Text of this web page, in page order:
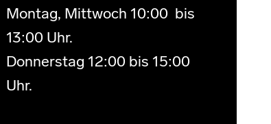
Montag, Mittwoch 10:00 bis
13:00 Uhr.
Donnerstag 12:00 bis 15:00
Uhr.